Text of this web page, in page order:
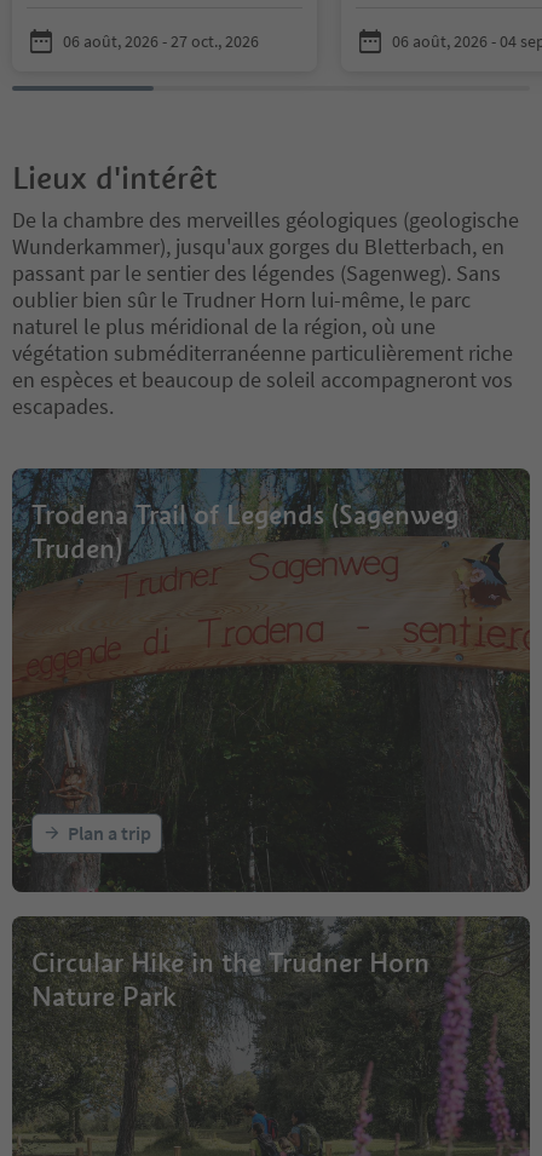
06 août, 2026 - 27 oct., 2026
nder mit
altechniken in
alien mit den wir
Preis inklusive. Kinder
n 7 bis 14 Jahre
elden. Der Preis setzt
t zusammen:
(5 Tage á 28,69 € oder
tunde)
06 août, 2026 - 04
Lieux d'intérêt
De la chambre des merveilles géologiques (geologische
Wunderkammer), jusqu'aux gorges du Bletterbach, en
passant par le sentier des légendes (Sagenweg). Sans
oublier bien sûr le Trudner Horn lui-même, le parc
naturel le plus méridional de la région, où une
végétation subméditerranéenne particulièrement riche
en espèces et beaucoup de soleil accompagneront vos
escapades.
Trodena Trail of Legends (Sagenweg
Truden)
Plan a trip
Circular Hike in the Trudner Horn
Nature Park